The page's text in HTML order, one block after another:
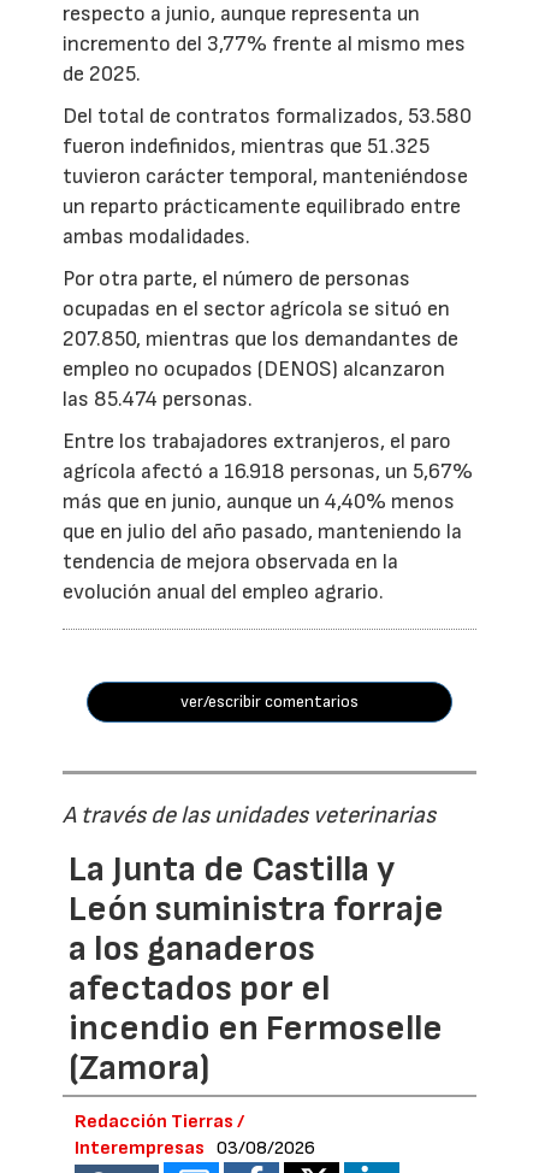
respecto a junio, aunque representa un
incremento del 3,77% frente al mismo mes
de 2025.
Del total de contratos formalizados, 53.580
fueron indefinidos, mientras que 51.325
tuvieron carácter temporal, manteniéndose
un reparto prácticamente equilibrado entre
ambas modalidades.
Por otra parte, el número de personas
ocupadas en el sector agrícola se situó en
207.850, mientras que los demandantes de
empleo no ocupados (DENOS) alcanzaron
las 85.474 personas.
Entre los trabajadores extranjeros, el paro
agrícola afectó a 16.918 personas, un 5,67%
más que en junio, aunque un 4,40% menos
que en julio del año pasado, manteniendo la
tendencia de mejora observada en la
evolución anual del empleo agrario.
ver/escribir comentarios
A través de las unidades veterinarias
La Junta de Castilla y
León suministra forraje
a los ganaderos
afectados por el
incendio en Fermoselle
(Zamora)
Redacción Tierras /
Interempresas
03/08/2026